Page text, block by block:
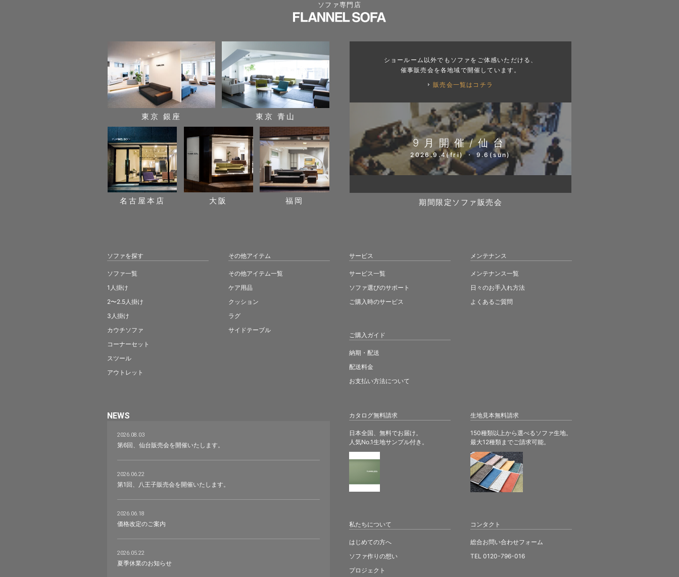
ソファ専門店
カタログ無料請求
日本全国、無料でお届け。
人気No.1生地サンプル付き。
生地見本無料請求
150種類以上から選べるソファ生地。
最大12種類までご請求可能。
東京 銀座 東京 青山
名古屋本店 大阪 福岡
ショールーム以外でもソファをご体感いただける、
催事販売会を各地域で開催しています。
販売会一覧はコチラ
9月開催/仙台
2026.9.4(fri) ・ 9.6(sun)
期間限定ソファ販売会
ソファを探す
ソファ一覧
1人掛け
2〜2.5人掛け
3人掛け
カウチソファ
コーナーセット
スツール
アウトレット
その他アイテム
その他アイテム一覧
ケア用品
クッション
ラグ
サイドテーブル
サービス
サービス一覧
ソファ選びのサポート
ご購入時のサービス
ご購入ガイド
納期・配送
配送料金
お支払い方法について
メンテナンス
メンテナンス一覧
日々のお手入れ方法
よくあるご質問
NEWS
2026.08.03
第6回、仙台販売会を開催いたします。
2026.06.22
第1回、八王子販売会を開催いたします。
2026.06.18
価格改定のご案内
2026.05.22
夏季休業のお知らせ
私たちについて
はじめての方へ
ソファ作りの想い
プロジェクト
コンタクト
総合お問い合わせフォーム
TEL 0120-796-016